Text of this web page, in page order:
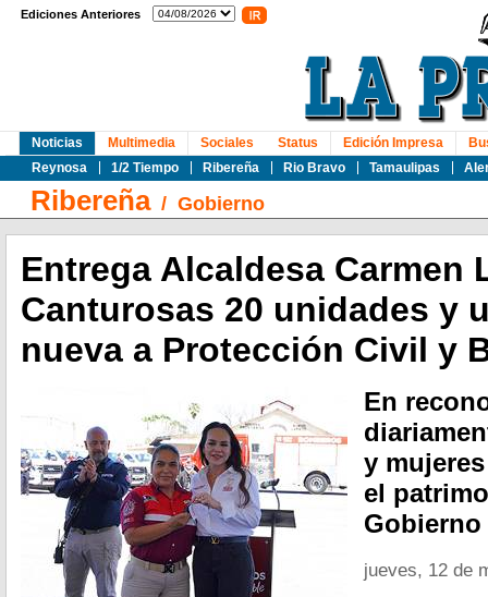
Ediciones Anteriores
Noticias
Reynosa
1/2 Tiempo Ribereña Rio Bravo Tamaulipas
Multimedia Sociales Status Edición Impresa
Ribereña/ Gobierno
Entrega Alcaldesa Carmen
Canturosas 20 unidades y
nueva a Protección Civil y
En
y
el
jueves, 12 de